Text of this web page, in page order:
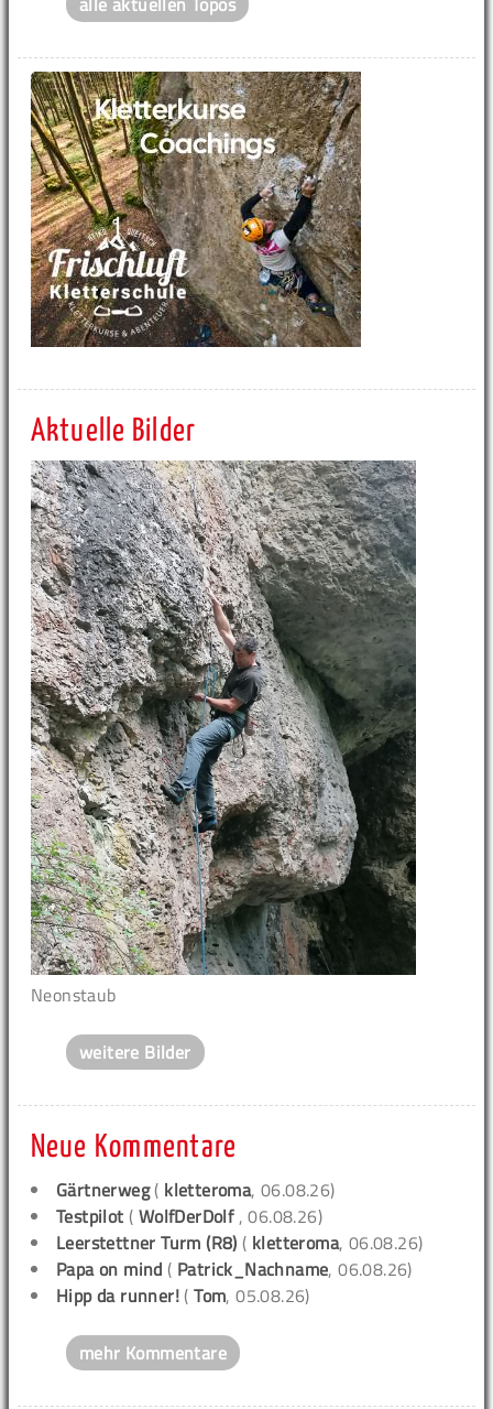
Aktuelle Bilder
Neonstaub
weitere Bilder
Neue Kommentare
Gärtnerweg( kletteroma, 06.08.26)
Testpilot ( WolfDerDolf , 06.08.26)
Leerstettner Turm (R8) ( kletteroma, 06.08.26)
Papa on mind ( Patrick_Nachname, 06.08.26)
Hipp da runner! (Tom, 05.08.26)
mehr Kommentare